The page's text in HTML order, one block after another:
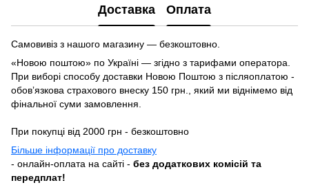
Доставка Оплата
Самовивіз з нашого магазину — безкоштовно.
«Новою поштою» по Україні — згідно з тарифами оператора.
При виборі способу доставки Новою Поштою з післяоплатою -
обовʼязкова страхового внеску 150 грн., який ми віднімемо від
фінальної суми замовлення.
При покупці від 2000 грн - безкоштовно
Більше інформації про доставку
- онлайн-оплата на сайті - без додаткових комісій та
передплат!